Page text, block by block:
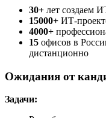
30+ лет создаем
15000+ ИТ-
4000+
15 офисов в
дистанционно
Ожидания от
Задачи: